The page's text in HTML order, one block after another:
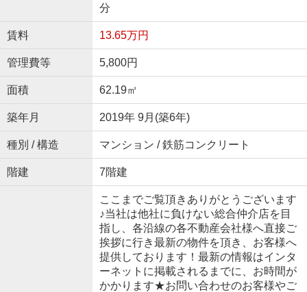
分
賃料 13.65万円
管理費等 5,800円
面積 62.19㎡
築年月 2019年 9月(築6年)
種別 / 構造 マンション / 鉄筋コンクリート
階建 7階建
ここまでご覧頂きありがとうございます
♪当社は他社に負けない総合仲介店を目
指し、各沿線の各不動産会社様へ直接ご
挨拶に行き最新の物件を頂き、お客様へ
提供しております！最新の情報はインタ
ーネットに掲載されるまでに、お時間が
かかります★お問い合わせのお客様やご